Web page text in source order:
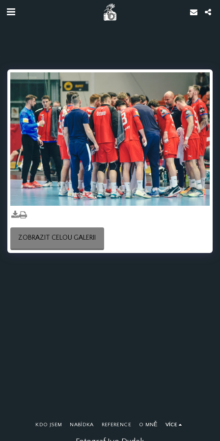
ZOBRAZIT CELOU GALERII
KDO JSEM NABÍDKA REFERENCE O MNĚ VÍCE